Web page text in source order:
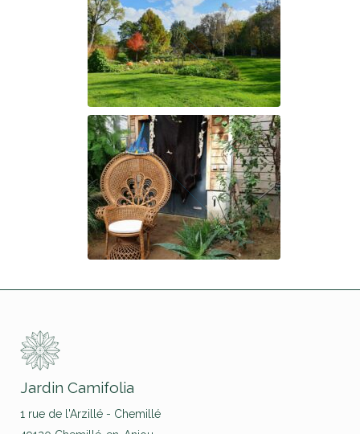
Jardin Camifolia
1 rue de l'Arzillé - Chemillé